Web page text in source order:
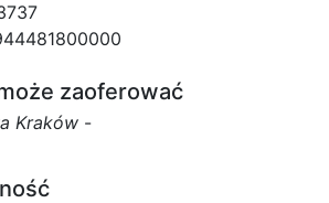
zaoferować
Kraków -